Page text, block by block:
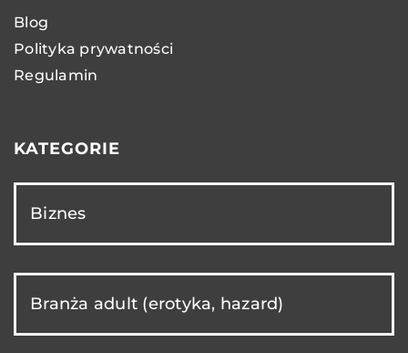
Blog
Polityka prywatności
Regulamin
KATEGORIE
Biznes
Branża adult (erotyka, hazard)